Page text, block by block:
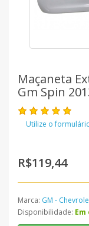
Maçaneta
Gm Spin
Utilize o
R$119,44
Marca: GM -
Disponibilidade: